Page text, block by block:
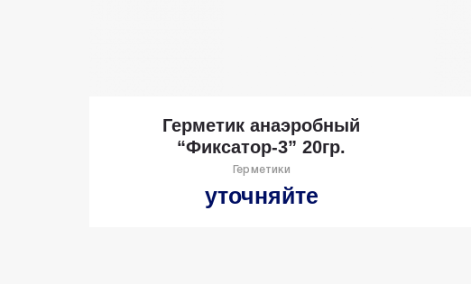
Герметик анаэробный
“Фиксатор-3” 20гр.
Герметики
уточняйте